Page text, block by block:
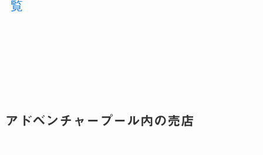
覧
アドベンチャープール内の売店